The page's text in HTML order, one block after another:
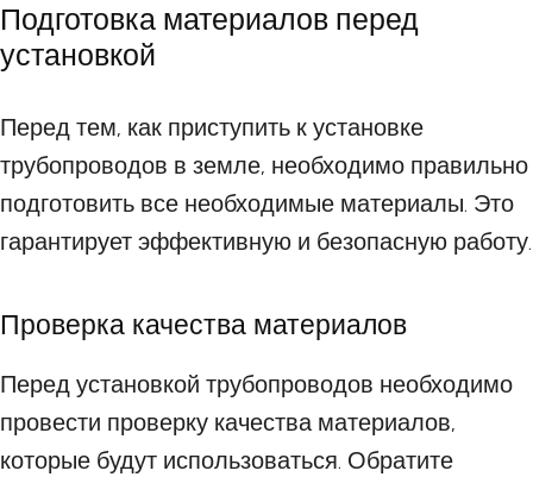
Подготовка материалов перед
установкой
Перед тем, как приступить к установке
трубопроводов в земле, необходимо правильно
подготовить все необходимые материалы. Это
гарантирует эффективную и безопасную работу.
Проверка качества материалов
Перед установкой трубопроводов необходимо
провести проверку качества материалов,
которые будут использоваться. Обратите